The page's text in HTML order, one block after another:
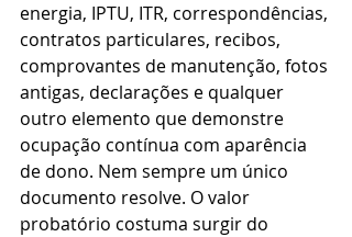
energia, IPTU, ITR, correspondências,
contratos particulares, recibos,
comprovantes de manutenção, fotos
antigas, declarações e qualquer
outro elemento que demonstre
ocupação contínua com aparência
de dono. Nem sempre um único
documento resolve. O valor
probatório costuma surgir do